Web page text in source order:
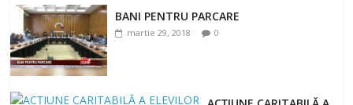
BANI PENTRU PARCARE
martie 29, 2018 0